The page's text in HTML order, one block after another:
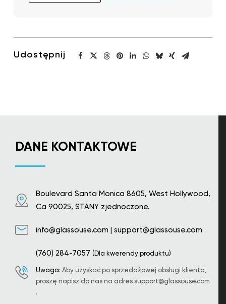
Udostępnij
DANE KONTAKTOWE
Boulevard Santa Monica 8605, West Hollywood,
Ca 90025, STANY zjednoczone.
info@glassouse.com | support@glassouse.com
(760) 284-7057 (Dla kwerendy produktu)
Uwaga: Aby uzyskać po sprzedażowej obsługi klienta,
proszę napisz do nas na adres support@glassouse.com
.